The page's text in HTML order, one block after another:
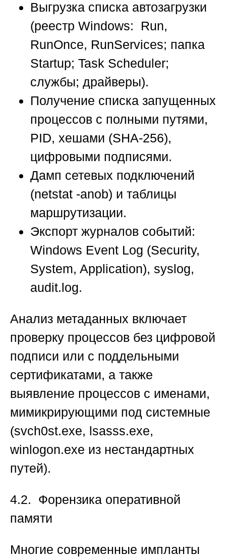
Выгрузка списка автозагрузки
(реестр Windows: Run,
RunOnce, RunServices; папка
Startup; Task Scheduler;
службы; драйверы).
Получение списка запущенных
процессов с полными путями,
PID, хешами (SHA-256),
цифровыми подписями.
Дамп сетевых подключений
(netstat -anob) и таблицы
маршрутизации.
Экспорт журналов событий:
Windows Event Log (Security,
System, Application), syslog,
audit.log.
Анализ метаданных включает
проверку процессов без цифровой
подписи или с поддельными
сертификатами, а также
выявление процессов с именами,
мимикрирующими под системные
(svch0st.exe, lsasss.exe,
winlogon.exe из нестандартных
путей).
4.2. Форензика оперативной
памяти
Многие современные импланты